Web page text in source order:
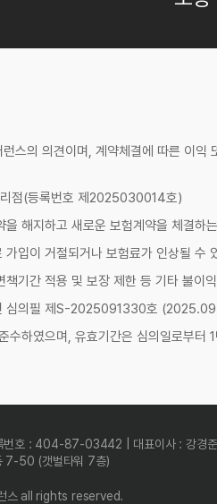
스의 의견이며, 계약체결에 따른 이익
점(등록번호 제2025030014호)
해지하고 새로운 보험계약을 체결하
입이 거절되거나 보험료가 인상될 수
기간 적용 및 보장 제한 등 기타 불이
심의필 제S-2025091330호
수하였으며, 유효기간은 심의일로부터
번호 : 404-87-03442 | 대표이사 : 강경준
7-50 (갯벌타워 7층)
스 all rights reserved.